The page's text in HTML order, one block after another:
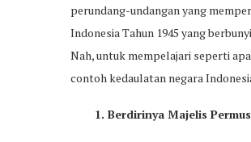
perundang-undangan yang
Indonesia Tahun 1945 yang
Nah, untuk mempelajari seperti
contoh kedaulatan negara
1. Berdirinya Majelis